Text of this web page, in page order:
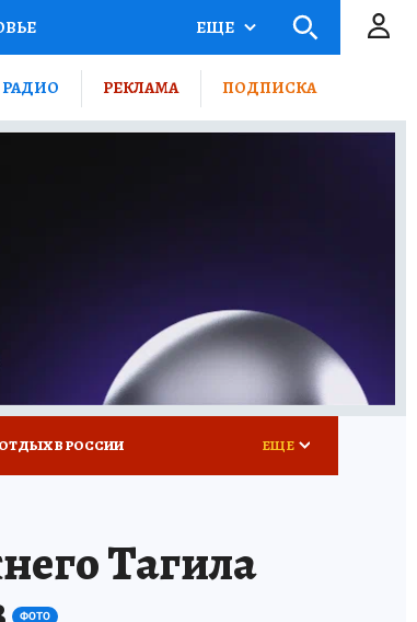
ПУТЕВОДИТЕЛЬ
ЕЩЕ
РАДИО РЕКЛАМА ПОДПИСКА
ОТДЫХ В РОССИИ ЕЩЕ
Тагила
ФОТО